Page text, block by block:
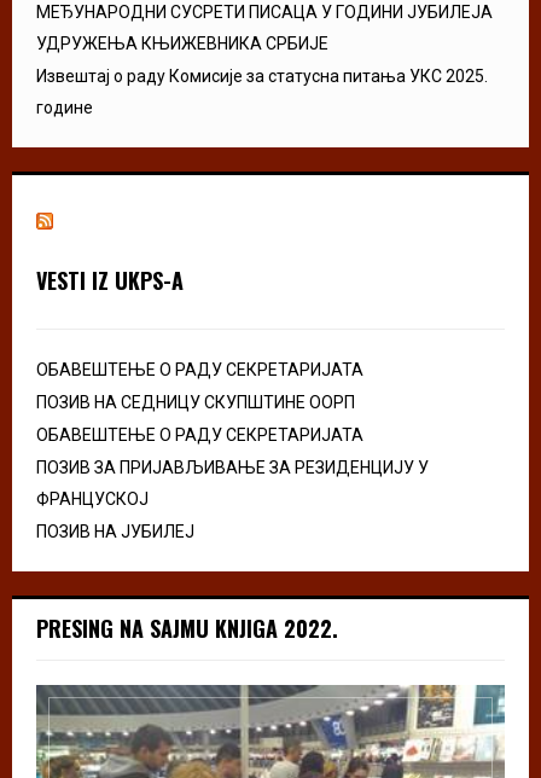
МЕЂУНАРОДНИ СУСРЕТИ ПИСАЦА У ГОДИНИ ЈУБИЛЕЈА
УДРУЖЕЊА КЊИЖЕВНИКА СРБИЈЕ
Извештај о раду Комисије за статусна питања УКС 2025.
године
VESTI IZ UKPS-A
ОБАВЕШТЕЊЕ О РАДУ СЕКРЕТАРИЈАТА
ПОЗИВ НА СЕДНИЦУ СКУПШТИНЕ ООРП
ОБАВЕШТЕЊЕ О РАДУ СЕКРЕТАРИЈАТА
ПОЗИВ ЗА ПРИЈАВЉИВАЊЕ ЗА РЕЗИДЕНЦИЈУ У
ФРАНЦУСКОЈ
ПОЗИВ НА ЈУБИЛЕЈ
PRESING NA SAJMU KNJIGA 2022.